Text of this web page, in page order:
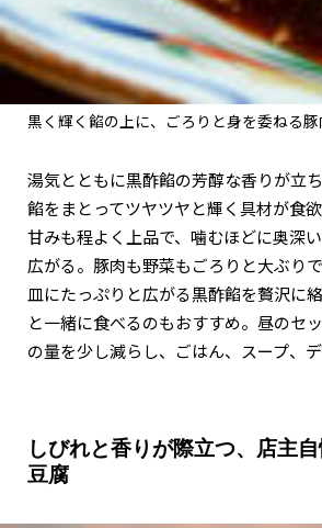
黒く輝く餡の上に、ごろりと身を委ねる
湯気とともに黒酢餡の芳醇な香りが立
餡をまとってツヤツヤと輝く具材が食
甘みも程よく上品で、噛むほどに奥深
広がる。豚肉も野菜もごろりと大ぶり
皿にたっぷりと広がる黒酢餡を贅沢に
と一緒に食べるのもおすすめ。昼のセ
の量を少し減らし、ごはん、スープ、デ
しびれと香りが際立つ、店主
豆腐